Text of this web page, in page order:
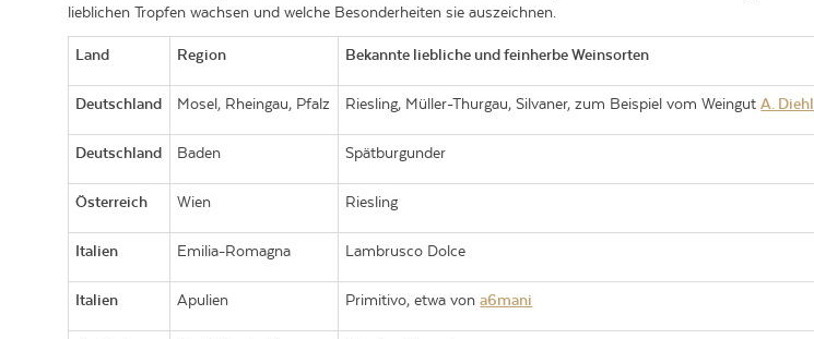
lieblichen Tropfen wachsen und welche Besonderheiten sie auszeichnen.
Land Region Bekannte liebliche und feinherbe Weinsorten
Deutschland Mosel, Rheingau, Pfalz Riesling, Müller-Thurgau, Silvaner, zum Beispiel vom WeingutA. Diehl
Deutschland Baden Spätburgunder
Österreich Wien Riesling
Italien Emilia-Romagna Lambrusco Dolce
Italien Apulien Primitivo, etwa vona6mani